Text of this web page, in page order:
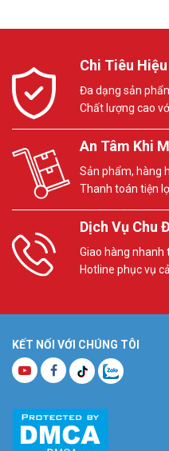
Chi Tiêu Hiệu
Đa dạng sản
Chất lượng cao
An Tâm Khi
Sản phẩm, hàng
Thanh toán tiện
Dịch Vụ Chu
Giao hàng nhanh
Hotline phục vụ
KẾT NỐI VỚI CHÚNG TÔI